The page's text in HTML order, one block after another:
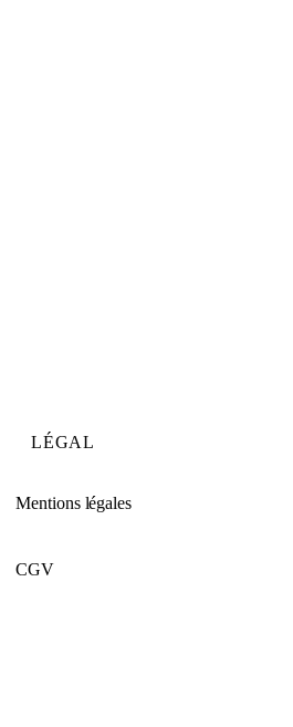
LÉGAL
Mentions légales
CGV